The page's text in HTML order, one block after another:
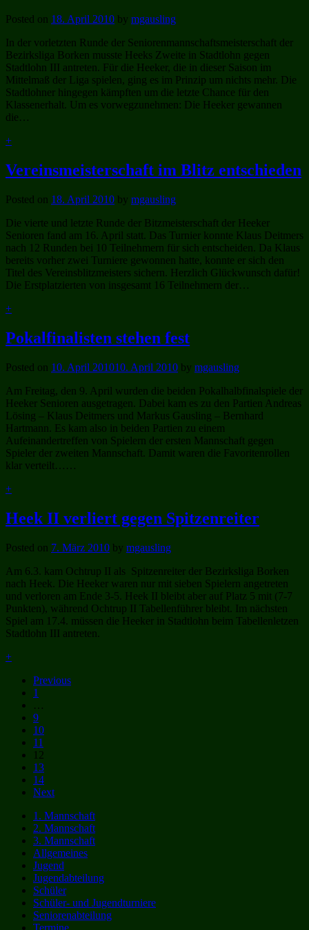
Posted on 18. April 2010 by mgausling
In der vorletzten Runde der Seniorenmannschaftsmeisterschaft der
Bezirksliga Borken musste Heeks Zweite in Stadtlohn gegen
Stadtlohn III antreten. Für die Heeker, die in dieser Saison im
Mittelmaß der Liga spielen, ging es im Prinzip um nichts mehr. Die
Stadtlohner hingegen kämpften um die letzte Chance für den
Klassenerhalt. Um es vorwegzunehmen: Die Heeker gewannen
die…
+
Vereinsmeisterschaft im Blitz entschieden
Posted on 18. April 2010 by mgausling
Die vierte und letzte Runde der Bitzmeisterschaft der Heeker
Senioren fand am 16. April statt. Das Turnier konnte Klaus Deitmers
nach 12 Runden bei 10 Teilnehmern für sich entscheiden. Da Klaus
bereits vorher zwei Turniere gewonnen hatte, konnte er sich den
Titel des Vereinsblitzmeisters sichern. Herzlich Glückwunsch dafür!
Die Erstplatzierten von insgesamt 16 Teilnehmern der…
+
Pokalfinalisten stehen fest
Posted on 10. April 201010. April 2010 by mgausling
Am Freitag, den 9. April wurden die beiden Pokalhalbfinalspiele der
Heeker Senioren ausgetragen. Dabei kam es zu den Partien Andreas
Lösing – Klaus Deitmers und Markus Gausling – Bernhard
Hartmann. Es kam also in beiden Partien zu einem
Aufeinandertreffen von Spielern der ersten Mannschaft gegen
Spieler der zweiten Mannschaft. Damit waren die Favoritenrollen
klar verteilt……
+
Heek II verliert gegen Spitzenreiter
Posted on 7. März 2010 by mgausling
Am 6.3. kam Ochtrup II als Spitzenreiter der Bezirksliga Borken
nach Heek. Die Heeker waren nur mit sieben Spielern angetreten
und verloren am Ende 3-5. Heek II bleibt aber auf Platz 5 mit (7-7
Punkten), während Ochtrup II Tabellenführer bleibt. Im nächsten
Spiel am 17.4. müssen die Heeker in Stadtlohn beim Tabellenletzen
Stadtlohn III antreten.
+
Previous
1
…
9
10
11
12
13
14
Next
1. Mannschaft
2. Mannschaft
3. Mannschaft
Allgemeines
Jugend
Jugendabteilung
Schüler
Schüler- und Jugendturniere
Seniorenabteilung
Termine